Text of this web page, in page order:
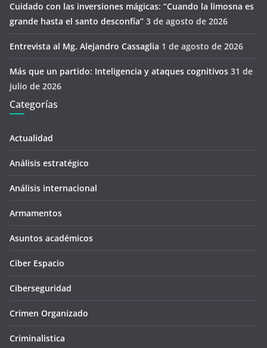
Cuidado con las inversiones mágicas: “Cuando la limosna es
grande hasta el santo desconfía’’ 3 de agosto de 2026
Entrevista al Mg. Alejandro Cassaglia 1 de agosto de 2026
Más que un partido: Inteligencia y ataques cognitivos 31 de
julio de 2026
Categorías
Actualidad
Análisis estratégico
Análisis internacional
Armamentos
Asuntos académicos
Ciber Espacio
Ciberseguridad
Crimen Organizado
Criminalistica